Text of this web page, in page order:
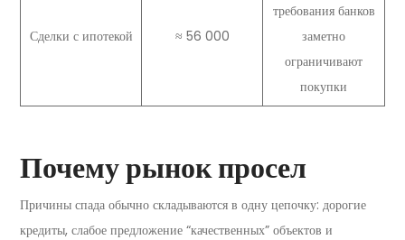
Сделки с ипотекой ≈ 56 000
требования банков
заметно
ограничивают
покупки
Почему рынок просел
Причины спада обычно складываются в одну цепочку: дорогие
кредиты, слабое предложение “качественных” объектов и